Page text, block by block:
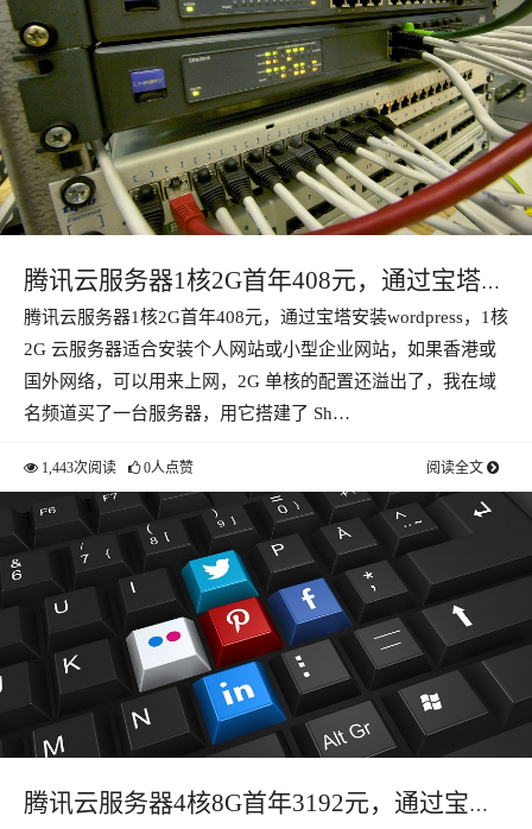
腾讯云服务器1核2G首年408元，通过宝塔安
装wordpress
腾讯云服务器1核2G首年408元，通过宝塔安装wordpress，1核
2G 云服务器适合安装个人网站或小型企业网站，如果香港或
国外网络，可以用来上网，2G 单核的配置还溢出了，我在域
名频道买了一台服务器，用它搭建了 Sh…
1,443次阅读 0人点赞 阅读全文
腾讯云服务器4核8G首年3192元，通过宝塔